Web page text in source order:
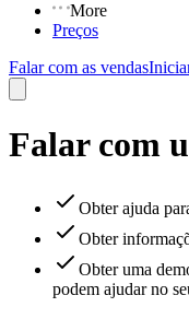
More
Preços
Falar com as vendas
Falar com
Obter ajuda
Obter
Obter uma
podem ajudar no